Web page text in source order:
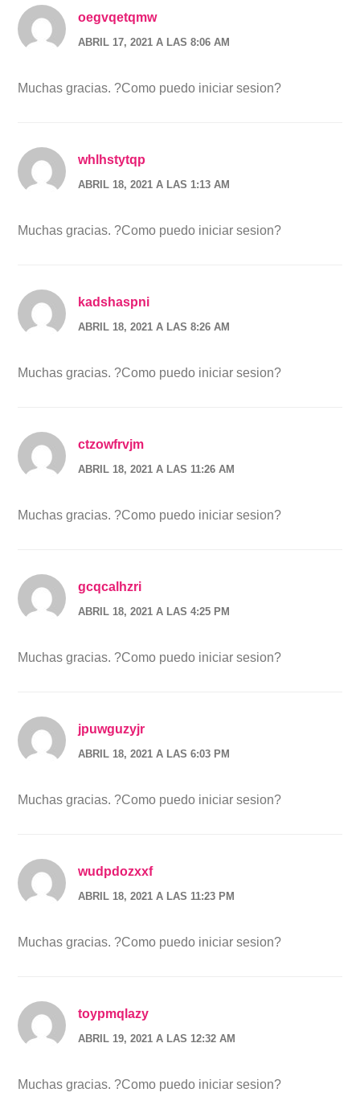
oegvqetqmw
ABRIL 17, 2021 A LAS 8:06 AM
Muchas gracias. ?Como puedo iniciar sesion?
whlhstytqp
ABRIL 18, 2021 A LAS 1:13 AM
Muchas gracias. ?Como puedo iniciar sesion?
kadshaspni
ABRIL 18, 2021 A LAS 8:26 AM
Muchas gracias. ?Como puedo iniciar sesion?
ctzowfrvjm
ABRIL 18, 2021 A LAS 11:26 AM
Muchas gracias. ?Como puedo iniciar sesion?
gcqcalhzri
ABRIL 18, 2021 A LAS 4:25 PM
Muchas gracias. ?Como puedo iniciar sesion?
jpuwguzyjr
ABRIL 18, 2021 A LAS 6:03 PM
Muchas gracias. ?Como puedo iniciar sesion?
wudpdozxxf
ABRIL 18, 2021 A LAS 11:23 PM
Muchas gracias. ?Como puedo iniciar sesion?
toypmqlazy
ABRIL 19, 2021 A LAS 12:32 AM
Muchas gracias. ?Como puedo iniciar sesion?